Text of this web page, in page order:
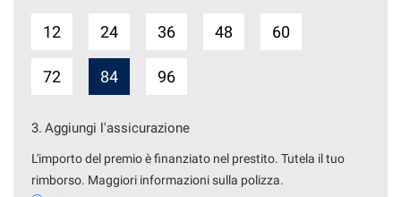
12 24 36 48 60
72 84 96
3. Aggiungi l'assicurazione
L'importo del premio è finanziato nel prestito. Tutela il tuo
rimborso. Maggiori informazioni sulla polizza.